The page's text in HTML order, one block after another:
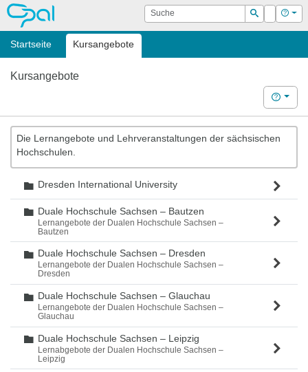
OPAL Suche
Suchen
Login Hilfe
Startseite Kursangebote
Kursangebote
Hilfe
Die Lernangebote und Lehrveranstaltungen der sächsischen
Hochschulen.
Ordner
Dresden International University
Ordner
Duale Hochschule Sachsen – Bautzen
Lernangebote der Dualen Hochschule Sachsen –
Bautzen
Ordner
Duale Hochschule Sachsen – Dresden
Lernangebote der Dualen Hochschule Sachsen –
Dresden
Ordner
Duale Hochschule Sachsen – Glauchau
Lernangebote der Dualen Hochschule Sachsen –
Glauchau
Ordner
Duale Hochschule Sachsen – Leipzig
Lernabgebote der Dualen Hochschule Sachsen –
Leipzig